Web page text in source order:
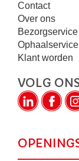
Contact
Over ons
Bezorgservice
Ophaalservice
Klant worden
VOLG